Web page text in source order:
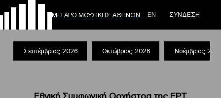
ΜΕΓΑΡΟ ΜΟΥΣΙΚΗΣ ΑΘΗΝΩΝ ΕΝ ΣΥΝΔΕΣΗ
Σεπτέμβριος 2026 Οκτώβριος 2026 Νοέμβριος